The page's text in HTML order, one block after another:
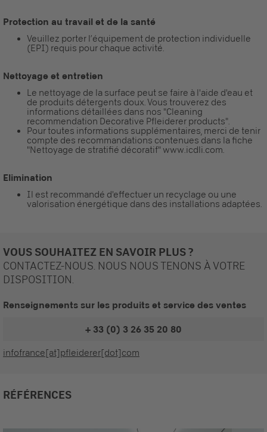
Protection au travail et de la santé
Veuillez porter l’équipement de protection individuelle
(EPI) requis pour chaque activité.
Nettoyage et entretien
Le nettoyage de la surface peut se faire à l'aide d'eau et
de produits détergents doux. Vous trouverez des
informations détaillées dans nos "Cleaning
recommendation Decorative Pfleiderer products".
Pour toutes informations supplémentaires, merci de tenir
compte des recommandations contenues dans la fiche
"Nettoyage de stratifié décoratif" www.icdli.com.
Elimination
Il est recommandé d'effectuer un recyclage ou une
valorisation énergétique dans des installations adaptées.
VOUS SOUHAITEZ EN SAVOIR PLUS ?
CONTACTEZ-NOUS. NOUS NOUS TENONS À VOTRE
DISPOSITION.
Renseignements sur les produits et service des ventes
+ 33 (0) 3 26 35 20 80
infofrance[at]pfleiderer[dot]com
RÉFÉRENCES